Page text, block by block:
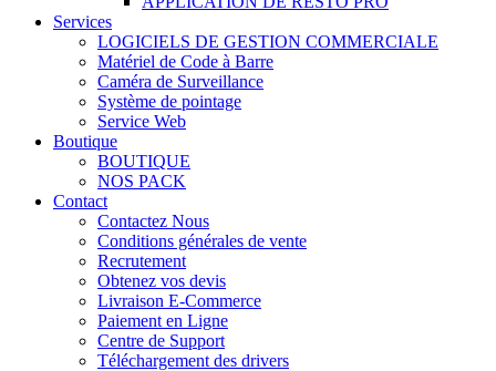
Services
LOGICIELS DE GESTION COMMERCIALE
Matériel de Code à Barre
Caméra de Surveillance
Système de pointage
Service Web
Boutique
BOUTIQUE
NOS PACK
Contact
Contactez Nous
Conditions générales de vente
Recrutement
Obtenez vos devis
Livraison E-Commerce
Paiement en Ligne
Centre de Support
Téléchargement des drivers